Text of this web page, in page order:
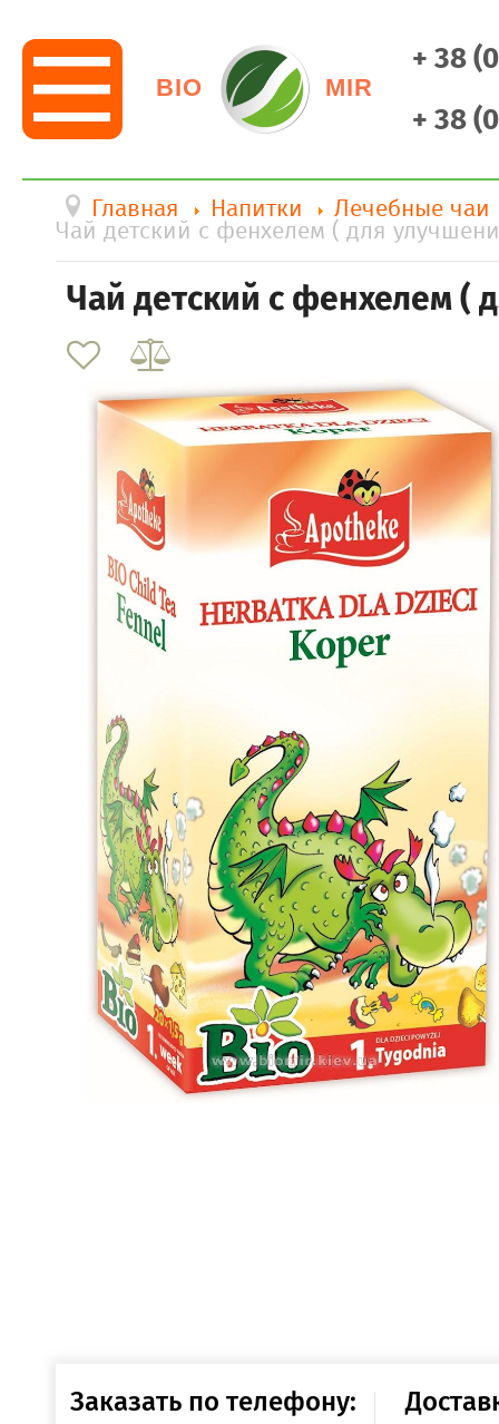
BIO MIR
+ 38
+ 38
Главная Напитки Лечебные чаи
Чай детский с фенхелем ( для
Чай детский с фенхелем (
Заказать по телефону: